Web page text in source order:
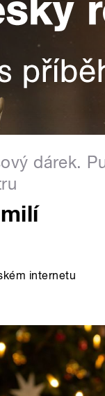
dárek.
internetu